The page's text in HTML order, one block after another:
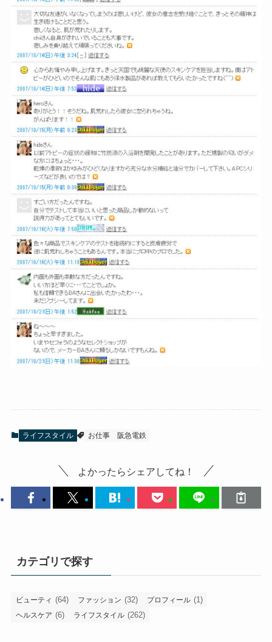
ライフスタイル お仕事 阪急電鉄
よかったらシェアしてね！
カテゴリで探す
ビューティ (64) ファッション (32) プロフィール (1)
ヘルスケア (6) ライフスタイル (262)